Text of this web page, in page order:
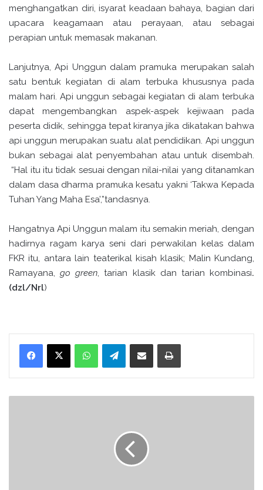
menghangatkan diri, isyarat keadaan bahaya, bagian dari
upacara keagamaan atau perayaan, atau sebagai
perapian untuk memasak makanan.
Lanjutnya, Api Unggun dalam pramuka merupakan salah
satu bentuk kegiatan di alam terbuka khususnya pada
malam hari. Api unggun sebagai kegiatan di alam terbuka
dapat mengembangkan aspek-aspek kejiwaan pada
peserta didik, sehingga tepat kiranya jika dikatakan bahwa
api unggun merupakan suatu alat pendidikan. Api unggun
bukan sebagai alat penyembahan atau untuk disembah.
“Hal itu itu tidak sesuai dengan nilai-nilai yang ditanamkan
dalam dasa dharma pramuka kesatu yakni ‘Takwa Kepada
Tuhan Yang Maha Esa’,”tandasnya.
Hangatnya Api Unggun malam itu semakin meriah, dengan
hadirnya ragam karya seni dari perwakilan kelas dalam
FKR itu, antara lain teaterikal kisah klasik; Malin Kundang,
Ramayana,go green, tarian klasik dan tarian kombinasi.
(dzl/Nrl)
WhatsApp Telegram